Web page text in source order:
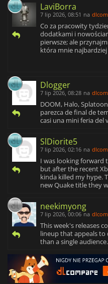
LaviBorra
7 lip 2026, 08:51 na
Co za pracowity
dodatkami i
pierwsze; ale
która mnie najbardziej
Dlogger
7 lip 2026, 08:28 na
DOOM, Halo,
parezca de final de
casi una mini feria del
SlDiorite5
7 lip 2026, 02:16 na
I was looking forward
but after the recent
kinda killed my hype.
new Quake title they
neekimyong
7 lip 2026, 00:06 na
This week's releases
lineup that appeals
than a single audience.